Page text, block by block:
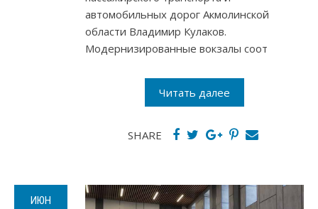
автомобильных дорог Акмолинской
области Владимир Кулаков.
Модернизированные вокзалы соот
Читать далее
SHARE
ИЮН